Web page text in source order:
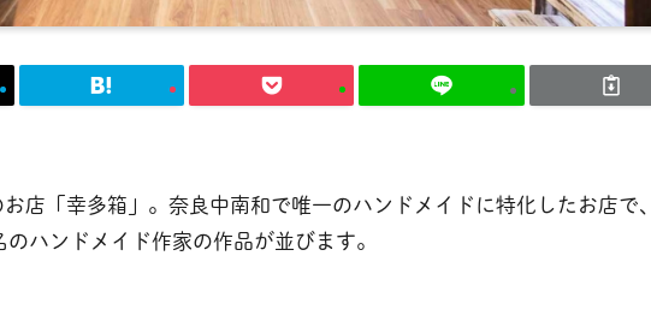
店「幸多箱」。奈良中南和で唯一のハンドメイドに特化したお店で、
ハンドメイド作家の作品が並びます。